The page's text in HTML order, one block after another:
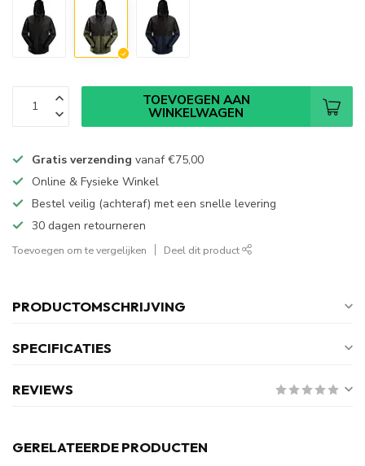
TOEVOEGEN AAN
WINKELWAGEN
Gratis verzending vanaf€75,00
Online & Fysieke Winkel
Bestel veilig (achteraf) met een snelle levering
30 dagen retourneren
Toevoegen om te vergelijken Deel dit product
PRODUCTOMSCHRIJVING
SPECIFICATIES
REVIEWS
GERELATEERDE PRODUCTEN